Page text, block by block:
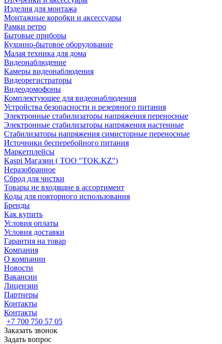
Изделия для монтажа
Монтажные коробки и аксессуары
Рамки ретро
Бытовые приборы
Кухонно-бытовое оборудование
Малая техника для дома
Видеонаблюдение
Камеры видеонаблюдения
Видеорегистраторы
Видеодомофоны
Комплектующее для видеонаблюдения
Устройства безопасности и резервного питания
Электронные стабилизаторы напряжения переносные
Электронные стабилизаторы напряжения настенные
Стабилизаторы напряжения симисторные переносные
Источники бесперебойного питания
Маркетплейсы
Kaspi Магазин ( ТОО "TOK.KZ")
Неразобранное
Сброд для чистки
Товары не входящие в ассортимент
Коды для повторного использования
Бренды
Как купить
Условия оплаты
Условия доставки
Гарантия на товар
Компания
О компании
Новости
Вакансии
Лицензии
Партнеры
Контакты
Контакты
+7 700 750 57 05
Заказать звонок
Задать вопрос